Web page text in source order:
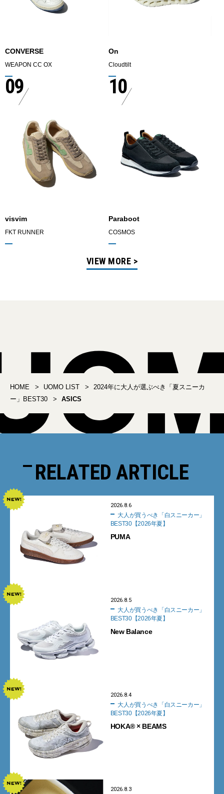
CONVERSE
WEAPON CC OX
On
Cloudtilt
09
visvim
FKT RUNNER
10
Paraboot
COSMOS
VIEW MORE >
HOME UOMO LIST
2024年に大人が選ぶべき「夏スニーカ
ー」BEST30
ASICS
RELATED ARTICLE
2026.8.6
BEST30【2026年夏】
PUMA
2026.8.5
BEST30【2026年夏】
New Balance
2026.8.4
BEST30【2026年夏】
HOKA® × BEAMS
2026.8.3